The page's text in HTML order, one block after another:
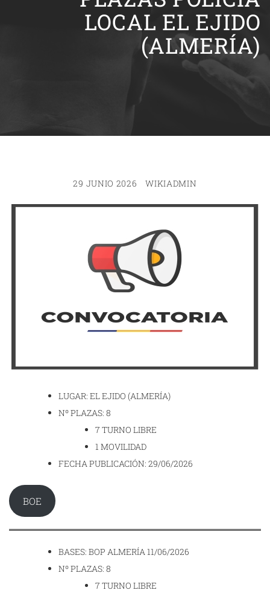
LOCAL EL EJIDO
(ALMERÍA)
29 JUNIO 2026 WIKIADMIN
LUGAR: EL EJIDO (ALMERÍA)
Nº PLAZAS: 8
7 TURNO LIBRE
1 MOVILIDAD
FECHA PUBLICACIÓN: 29/06/2026
BOE
BASES: BOP ALMERÍA 11/06/2026
Nº PLAZAS: 8
7 TURNO LIBRE